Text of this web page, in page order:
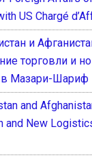
US Chargé
и
торговли и
в Мазари-Шариф
and
and New